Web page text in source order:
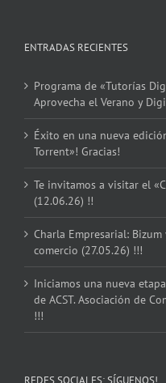
ENTRADAS RECIENTES
Programa de «Tutorías
Aprovecha el Verano y
Éxito en una nueva
Torrent»! Gracias!
Te invitamos a visitar el
(12.06.26) !!
Charla Empresarial:
comercio (27.05.26) !!!
Iniciamos una nueva
de ACST. Asociación de
!!!
REDES SOCIALES: SÍGUENOS!